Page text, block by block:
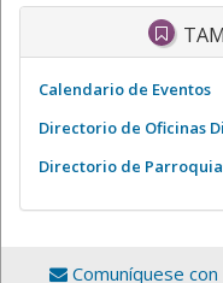
Calendario de Eventos
Directorio de Oficinas
Directorio de
Comuníquese